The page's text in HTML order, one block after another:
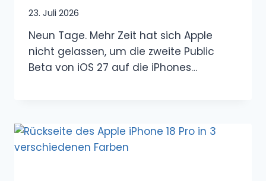
23. Juli 2026
Neun Tage. Mehr Zeit hat sich Apple
nicht gelassen, um die zweite Public
Beta von iOS 27 auf die iPhones…